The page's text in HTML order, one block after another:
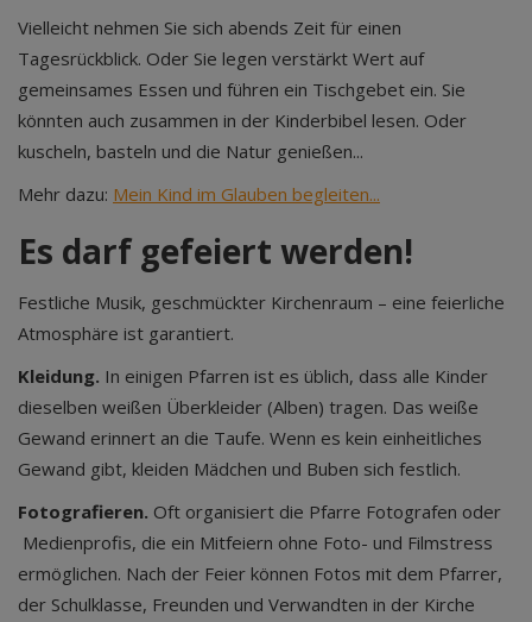
Vielleicht nehmen Sie sich abends Zeit für einen
Tagesrückblick. Oder Sie legen verstärkt Wert auf
gemeinsames Essen und führen ein Tischgebet ein. Sie
könnten auch zusammen in der Kinderbibel lesen. Oder
kuscheln, basteln und die Natur genießen...
Mehr dazu: Mein Kind im Glauben begleiten...
Es darf gefeiert werden!
Festliche Musik, geschmückter Kirchenraum – eine feierliche
Atmosphäre ist garantiert.
Kleidung. In einigen Pfarren ist es üblich, dass alle Kinder
dieselben weißen Überkleider (Alben) tragen. Das weiße
Gewand erinnert an die Taufe. Wenn es kein einheitliches
Gewand gibt, kleiden Mädchen und Buben sich festlich.
Fotografieren. Oft organisiert die Pfarre Fotografen oder
Medienprofis, die ein Mitfeiern ohne Foto- und Filmstress
ermöglichen. Nach der Feier können Fotos mit dem Pfarrer,
der Schulklasse, Freunden und Verwandten in der Kirche